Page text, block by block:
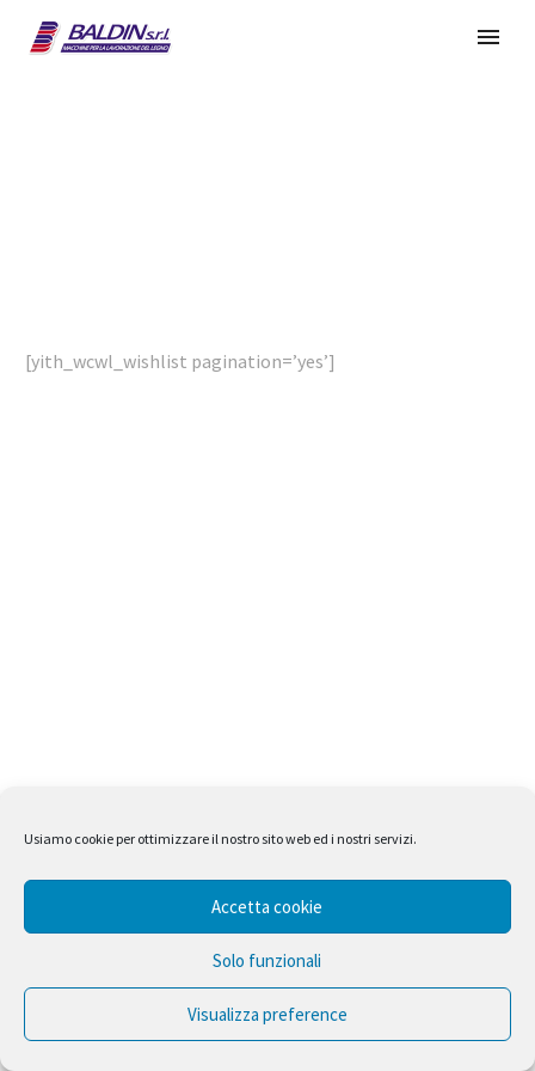
Usiamo cookie per ottimizzare il nostro sito web ed i nostri servizi.
Accetta cookie
Solo funzionali
Visualizza preference
[yith_wcwl_wishlist pagination=’yes’]